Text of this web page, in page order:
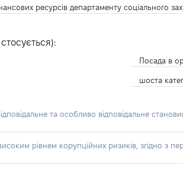
ресурсів департаменту соціального
Посада в
шоста
та особливо відповідальне
рівнем корупційних ризиків, згідно з